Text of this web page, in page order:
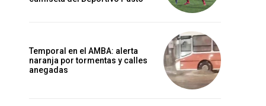
Temporal en el AMBA: alerta
naranja por tormentas y calles
anegadas